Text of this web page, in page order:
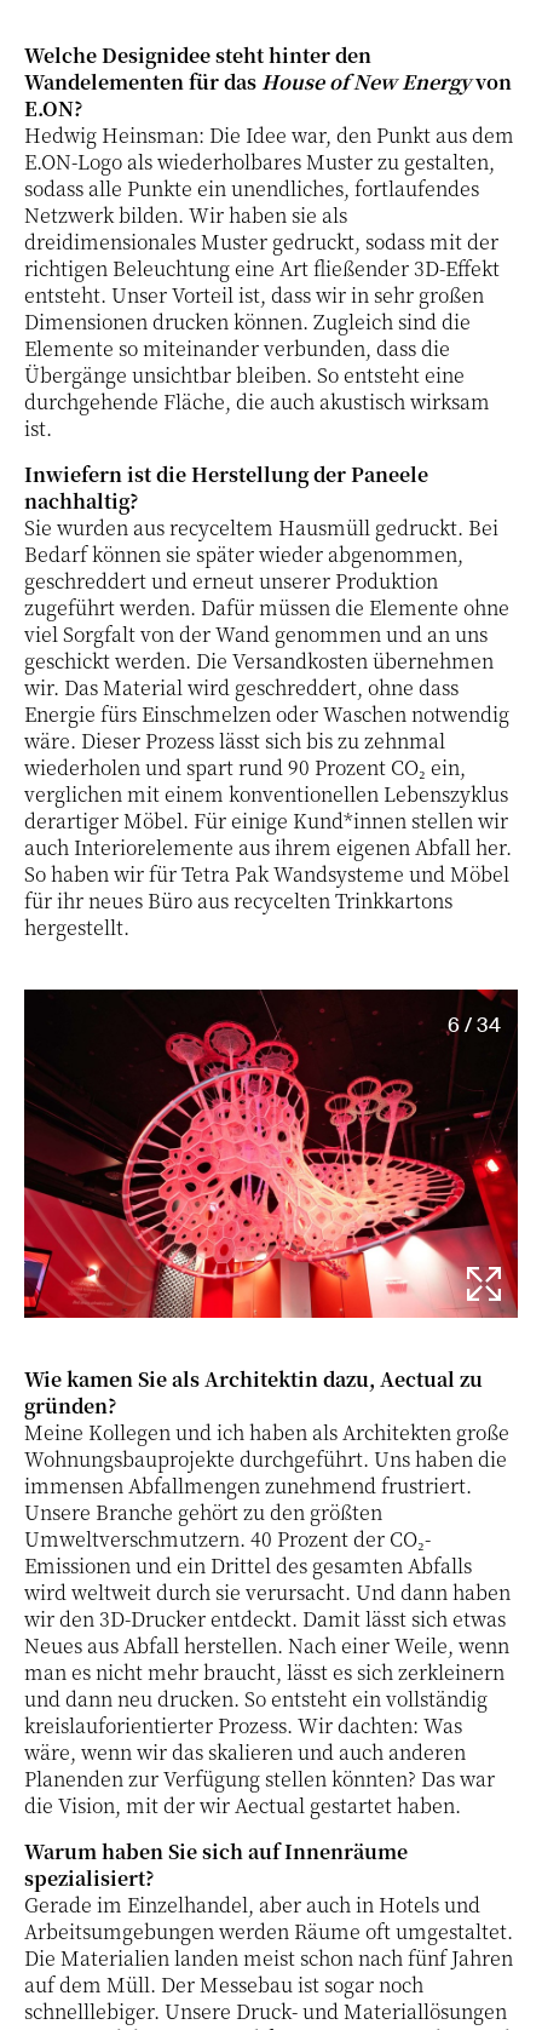
Welche Designidee steht hinter den
Wandelementen für dasHouse of New Energyvon
E.ON?
Hedwig Heinsman: Die Idee war, den Punkt aus dem
E.ON-Logo als wiederholbares Muster zu gestalten,
sodass alle Punkte ein unendliches, fortlaufendes
Netzwerk bilden. Wir haben sie als
dreidimensionales Muster gedruckt, sodass mit der
richtigen Beleuchtung eine Art fließender 3D-Effekt
entsteht. Unser Vorteil ist, dass wir in sehr großen
Dimensionen drucken können. Zugleich sind die
Elemente so miteinander verbunden, dass die
Übergänge unsichtbar bleiben. So entsteht eine
durchgehende Fläche, die auch akustisch wirksam
ist.
Inwiefern ist die Herstellung der Paneele
nachhaltig?
Sie wurden aus recyceltem Hausmüll gedruckt. Bei
Bedarf können sie später wieder abgenommen,
geschreddert und erneut unserer Produktion
zugeführt werden. Dafür müssen die Elemente ohne
viel Sorgfalt von der Wand genommen und an uns
geschickt werden. Die Versandkosten übernehmen
wir. Das Material wird geschreddert, ohne dass
Energie fürs Einschmelzen oder Waschen notwendig
wäre. Dieser Prozess lässt sich bis zu zehnmal
wiederholen und spart rund 90 Prozent CO₂ ein,
verglichen mit einem konventionellen Lebenszyklus
derartiger Möbel. Für einige Kund*innen stellen wir
auch Interiorelemente aus ihrem eigenen Abfall her.
So haben wir für Tetra Pak Wandsysteme und Möbel
für ihr neues Büro aus recycelten Trinkkartons
hergestellt.
6 / 34
Wie kamen Sie als Architektin dazu, Aectual zu
gründen?
Meine Kollegen und ich haben als Architekten große
Wohnungsbauprojekte durchgeführt. Uns haben die
immensen Abfallmengen zunehmend frustriert.
Unsere Branche gehört zu den größten
Umweltverschmutzern. 40 Prozent der CO₂-
Emissionen und ein Drittel des gesamten Abfalls
wird weltweit durch sie verursacht. Und dann haben
wir den 3D-Drucker entdeckt. Damit lässt sich etwas
Neues aus Abfall herstellen. Nach einer Weile, wenn
man es nicht mehr braucht, lässt es sich zerkleinern
und dann neu drucken. So entsteht ein vollständig
kreislauforientierter Prozess. Wir dachten: Was
wäre, wenn wir das skalieren und auch anderen
Planenden zur Verfügung stellen könnten? Das war
die Vision, mit der wir Aectual gestartet haben.
Warum haben Sie sich auf Innenräume
spezialisiert?
Gerade im Einzelhandel, aber auch in Hotels und
Arbeitsumgebungen werden Räume oft umgestaltet.
Die Materialien landen meist schon nach fünf Jahren
auf dem Müll. Der Messebau ist sogar noch
schnelllebiger. Unsere Druck- und Materiallösungen